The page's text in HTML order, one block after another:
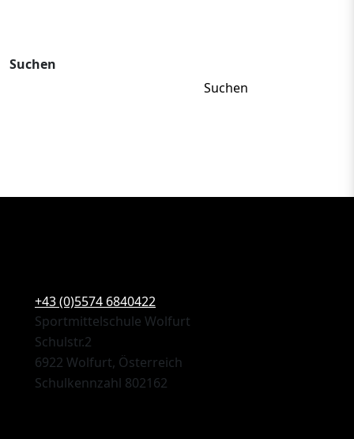
Suchen
Suchen
+43 (0)5574 6840422
Sportmittelschule Wolfurt
Schulstr.2
6922 Wolfurt, Österreich
Schulkennzahl 802162